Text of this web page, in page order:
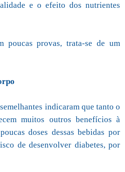
e o efeito dos nutrientes
poucas provas, trata-se de um
indicaram que tanto o
muitos outros benefícios à
doses dessas bebidas por
de desenvolver diabetes, por